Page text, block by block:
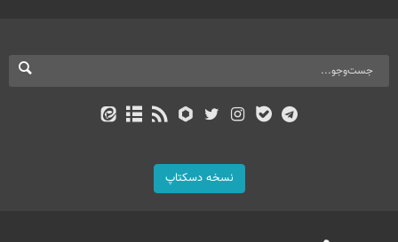
نسخه دسکتاپ